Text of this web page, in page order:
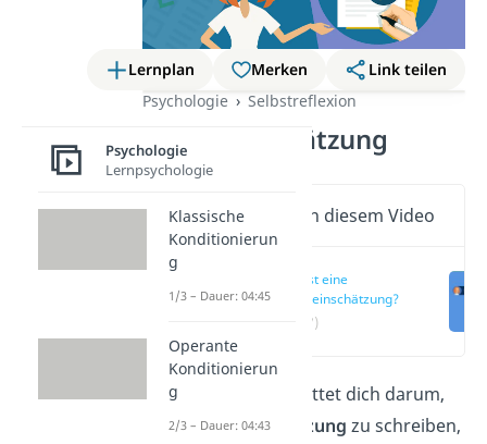
Lernplan Merken
Link teilen
Psychologie
Selbstreflexion
Selbsteinschätzung
Wichtige Inhalte in diesem Video
Was ist eine
Selbsteinschätzung?
(00:17)
Dein Vorgesetzter bittet dich darum,
eineSelbsteinschätzung zu schreiben,
Psychologie
Lernpsychologie
Klassische
Konditionierun
g
1/3 – Dauer: 04:45
Operante
Konditionierun
g
2/3 – Dauer: 04:43